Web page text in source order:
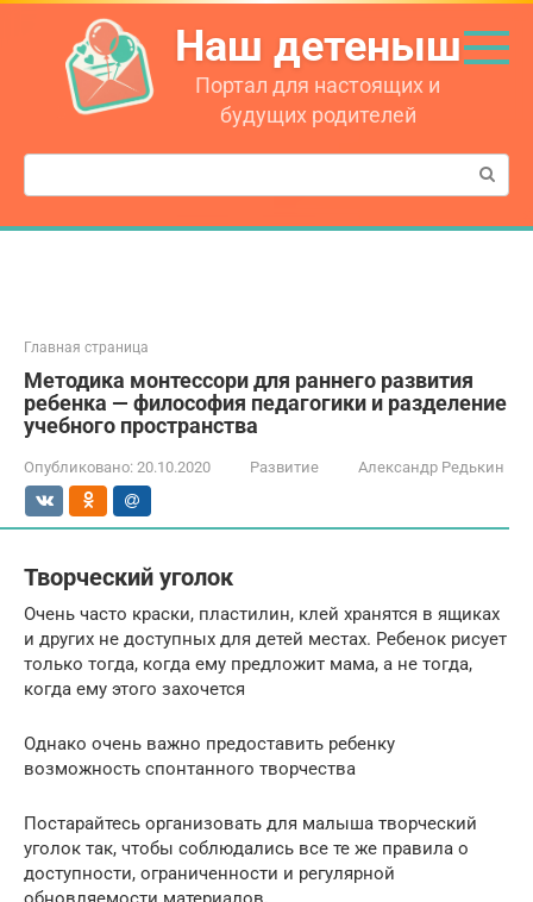
Перейти
контенту
Наш детеныш
Портал для настоящих и
будущих родителей
Поиск:
Главная страница
Методика монтессори для раннего развития
ребенка — философия педагогики и разделение
учебного пространства
Опубликовано: 20.10.2020 Развитие Александр Редькин
Творческий уголок
Очень часто краски, пластилин, клей хранятся в ящиках
и других не доступных для детей местах. Ребенок рисует
только тогда, когда ему предложит мама, а не тогда,
когда ему этого захочется
Однако очень важно предоставить ребенку
возможность спонтанного творчества
Постарайтесь организовать для малыша творческий
уголок так, чтобы соблюдались все те же правила о
доступности, ограниченности и регулярной